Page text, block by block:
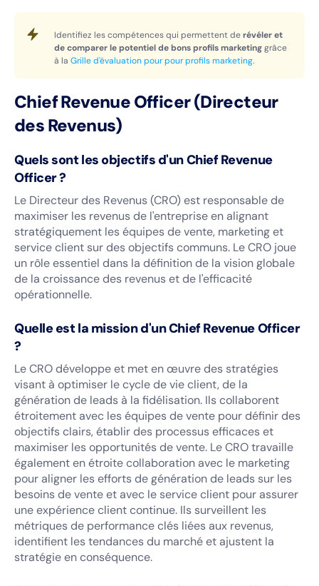
Identifiez les compétences qui permettent derévéler et
de comparer le potentiel de bons profils marketinggrâce
à la Grille d'évaluation pour pour profils marketing.
Chief Revenue Officer (Directeur
des Revenus)
Quels sont les objectifs d'un Chief Revenue
Officer ?
Le Directeur des Revenus (CRO) est responsable de
maximiser les revenus de l'entreprise en alignant
stratégiquement les équipes de vente, marketing et
service client sur des objectifs communs. Le CRO joue
un rôle essentiel dans la définition de la vision globale
de la croissance des revenus et de l'efficacité
opérationnelle.
Quelle est la mission d'un Chief Revenue Officer
?
Le CRO développe et met en œuvre des stratégies
visant à optimiser le cycle de vie client, de la
génération de leads à la fidélisation. Ils collaborent
étroitement avec les équipes de vente pour définir des
objectifs clairs, établir des processus efficaces et
maximiser les opportunités de vente. Le CRO travaille
également en étroite collaboration avec le marketing
pour aligner les efforts de génération de leads sur les
besoins de vente et avec le service client pour assurer
une expérience client continue. Ils surveillent les
métriques de performance clés liées aux revenus,
identifient les tendances du marché et ajustent la
stratégie en conséquence.